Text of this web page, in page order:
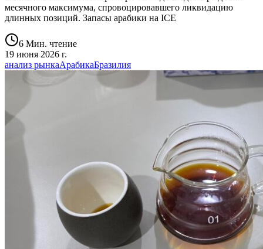
месячного максимума, спровоцировавшего ликвидацию
длинных позиций. Запасы арабики на ICE
6 Мин. чтение
19 июня 2026 г.
анализ рынкаАрабикаБразилия